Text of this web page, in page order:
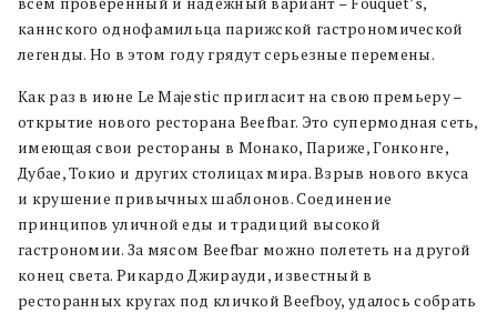
каннского однофамильца парижской гастрономической
легенды. Но в этом году грядут серьезные перемены.
Как раз в июне Le Majestic пригласит на свою премьеру –
открытие нового ресторана Beefbar. Это супермодная сеть,
имеющая свои рестораны в Монако, Париже, Гонконге,
Дубае, Токио и других столицах мира. Взрыв нового вкуса
и крушение привычных шаблонов. Соединение
принципов уличной еды и традиций высокой
гастрономии. За мясом Beefbar можно полететь на другой
конец света. Рикардо Джирауди, известный в
ресторанных кругах под кличкой Beefboy, удалось собрать